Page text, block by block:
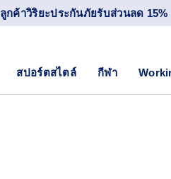
ลูกค้าวิริยะประกันภัยรับส่วนลด
สปอร์ตสไตล์ กีฬา